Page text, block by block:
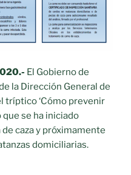
El Gobierno de
la Dirección General de
tríptico ‘Cómo prevenir
que se ha iniciado
caza y próximamente
domiciliarias.